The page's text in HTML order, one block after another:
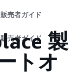
販売者ガイド
販売者ガイド
製
トオ